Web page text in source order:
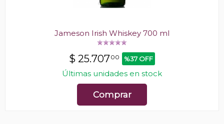
Jameson Irish Whiskey 700 ml
$ 25.70700 %37 OFF
Últimas unidades en stock
Comprar